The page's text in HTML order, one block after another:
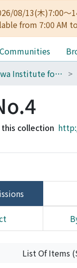
08/13(木)7:00
from 7:00 AM
Communities
390_Yukawa Institute for Theoretical Physics
collection
List Of Items